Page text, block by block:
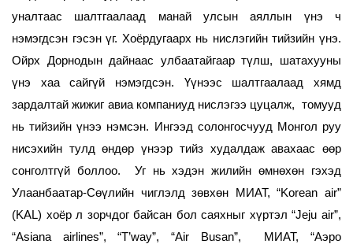
уналтаас шалтгаалаад манай улсын аяллын үнэ ч
нэмэгдсэн гэсэн үг. Хоёрдугаарх нь нислэгийн тийзийн үнэ.
Ойрх Дорнодын дайнаас улбаатайгаар түлш, шатахууны
үнэ хаа сайгүй нэмэгдсэн. Үүнээс шалтгаалаад хямд
зардалтай жижиг авиа компаниуд нислэгээ цуцалж, томууд
нь тийзийн үнээ нэмсэн. Ингээд солонгосчууд Монгол руу
нисэхийн тулд өндөр үнээр тийз худалдаж авахаас өөр
сонголтгүй боллоо. Уг нь хэдэн жилийн өмнөхөн гэхэд
Улаанбаатар-Сөүлийн чиглэлд зөвхөн МИАТ, “Korean air”
(KAL) хоёр л зорчдог байсан бол саяхныг хүртэл “Jeju air”,
“Asiana airlines”, “T’way”, “Air Busan”, МИАТ, “Аэро